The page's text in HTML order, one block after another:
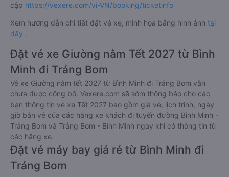
cập https://vexere.com/vi-VN/booking/ticketinfo
Xem hướng dẫn chi tiết đặt vé xe, minh họa bằng hình ảnh tại
đây .
Đặt vé xe Giường nằm Tết 2027 từ Bình
Minh đi Trảng Bom
Vé xe Giường nằm tết 2027 từ Bình Minh đi Trảng Bom vẫn
chưa được công bố. Vexere.com sẽ sớm thông báo cho các
bạn thông tin vé xe Tết 2027 bao gồm giá vé, lịch trình, ngày
giờ bán vé của các hãng xe khách đi tuyến đường Bình Minh -
Trảng Bom và Trảng Bom - Bình Minh ngay khi có thông tin từ
các hãng xe.
Đặt vé máy bay giá rẻ từ Bình Minh đi
Trảng Bom